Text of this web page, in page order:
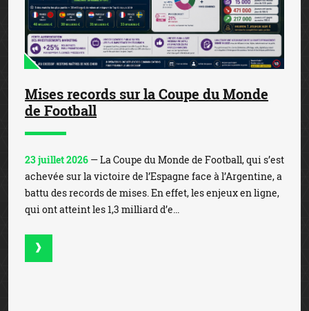
Mises records sur la Coupe du Monde
de Football
23 juillet 2026 — La Coupe du Monde de Football, qui s’est
achevée sur la victoire de l’Espagne face à l’Argentine, a
battu des records de mises. En effet, les enjeux en ligne,
qui ont atteint les 1,3 milliard d’e...